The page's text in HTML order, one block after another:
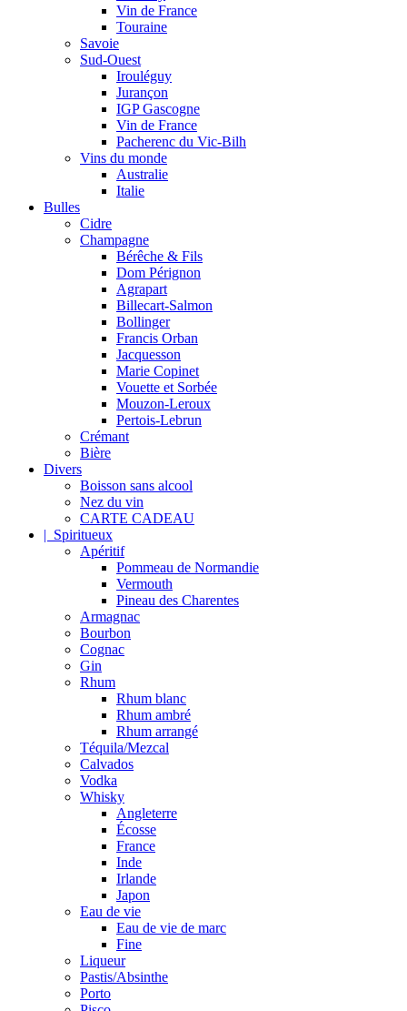
Vin de France
Touraine
Savoie
Sud-Ouest
Irouléguy
Jurançon
IGP Gascogne
Vin de France
Pacherenc du Vic-Bilh
Vins du monde
Australie
Italie
Bulles
Cidre
Champagne
Bérêche & Fils
Dom Pérignon
Agrapart
Billecart-Salmon
Bollinger
Francis Orban
Jacquesson
Marie Copinet
Vouette et Sorbée
Mouzon-Leroux
Pertois-Lebrun
Crémant
Bière
Divers
Boisson sans alcool
Nez du vin
CARTE CADEAU
| Spiritueux
Apéritif
Pommeau de Normandie
Vermouth
Pineau des Charentes
Armagnac
Bourbon
Cognac
Gin
Rhum
Rhum blanc
Rhum ambré
Rhum arrangé
Téquila/Mezcal
Calvados
Vodka
Whisky
Angleterre
Écosse
France
Inde
Irlande
Japon
Eau de vie
Eau de vie de marc
Fine
Liqueur
Pastis/Absinthe
Porto